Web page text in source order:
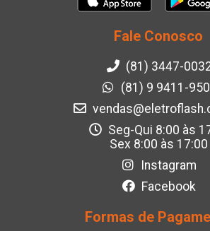
Fale Conosco
(81) 3447-
(81) 9 9411-
Seg-Qui 8:00 às
Sex 8:00 às 17:00
Instagram
Facebook
Formas de